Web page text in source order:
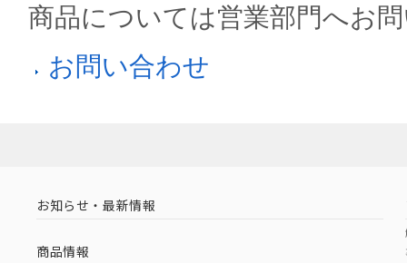
商品については営業部門へお
お問い合わせ
お知らせ・最新情報
商品情報